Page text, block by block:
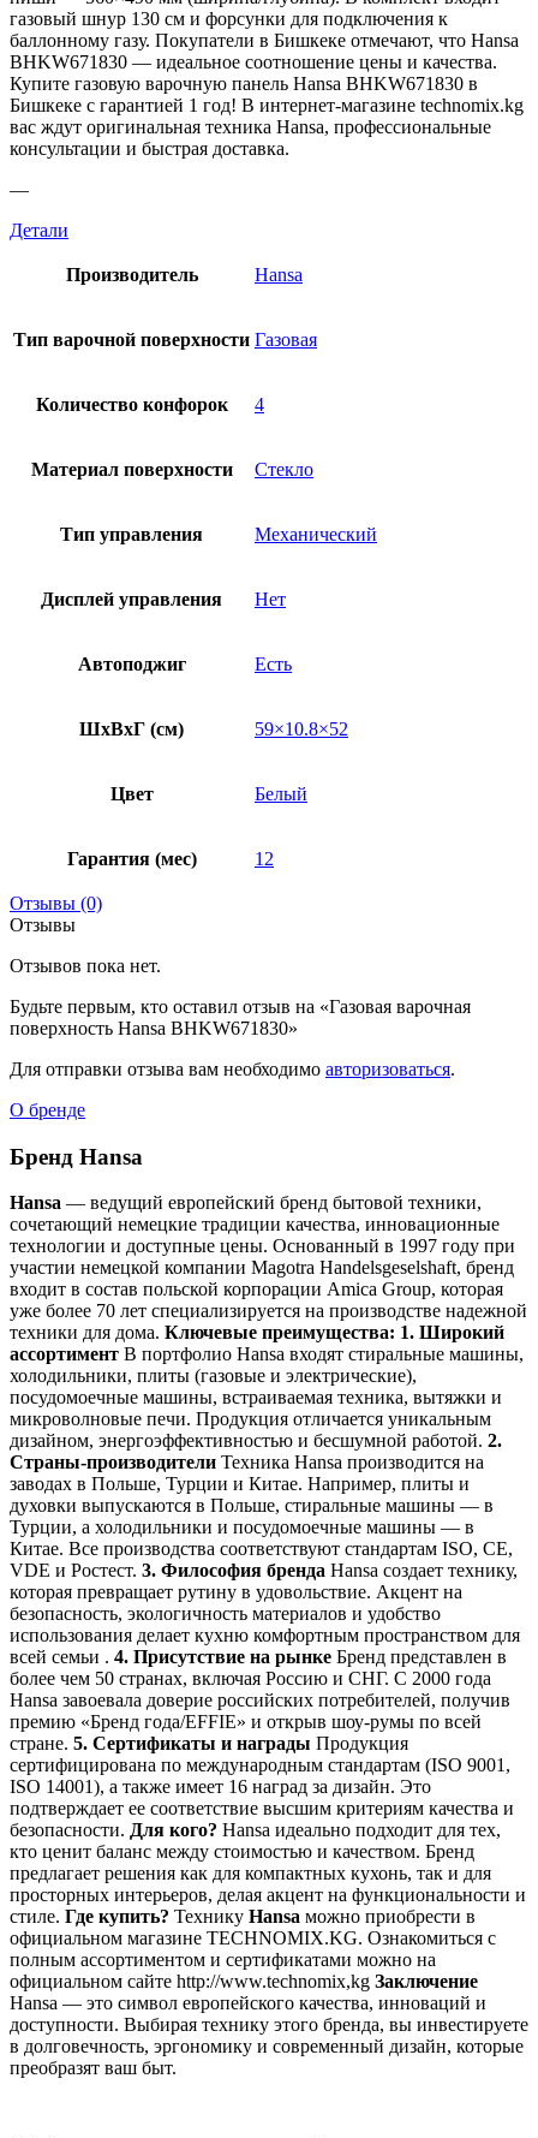
газовый шнур 130 см и форсунки для подключения к
баллонному газу. Покупатели в Бишкеке отмечают, что Hansa
BHKW671830 — идеальное соотношение цены и качества.
Купите газовую варочную панель Hansa BHKW671830 в
Бишкеке с гарантией 1 год! В интернет-магазине technomix.kg
вас ждут оригинальная техника Hansa, профессиональные
консультации и быстрая доставка.
—
Детали
Производитель Hansa
Тип варочной поверхности Газовая
Количество конфорок 4
Материал поверхности Стекло
Тип управления Механический
Дисплей управления Нет
Автоподжиг Есть
ШxВxГ (см) 59×10.8×52
Цвет Белый
Гарантия (мес) 12
Отзывы (0)
Отзывы
Отзывов пока нет.
Будьте первым, кто оставил отзыв на «Газовая варочная
поверхность Hansa BHKW671830»
Для отправки отзыва вам необходимо авторизоваться.
О бренде
Бренд Hansa
Hansa — ведущий европейский бренд бытовой техники,
сочетающий немецкие традиции качества, инновационные
технологии и доступные цены. Основанный в 1997 году при
участии немецкой компании Magotra Handelsgeselshaft, бренд
входит в состав польской корпорации Amica Group, которая
уже более 70 лет специализируется на производстве надежной
техники для дома. Ключевые преимущества: 1. Широкий
ассортимент В портфолио Hansa входят стиральные машины,
холодильники, плиты (газовые и электрические),
посудомоечные машины, встраиваемая техника, вытяжки и
микроволновые печи. Продукция отличается уникальным
дизайном, энергоэффективностью и бесшумной работой. 2.
Страны-производители Техника Hansa производится на
заводах в Польше, Турции и Китае. Например, плиты и
духовки выпускаются в Польше, стиральные машины — в
Турции, а холодильники и посудомоечные машины — в
Китае. Все производства соответствуют стандартам ISO, CE,
VDE и Ростест. 3. Философия бренда Hansa создает технику,
которая превращает рутину в удовольствие. Акцент на
безопасность, экологичность материалов и удобство
использования делает кухню комфортным пространством для
всей семьи . 4. Присутствие на рынке Бренд представлен в
более чем 50 странах, включая Россию и СНГ. С 2000 года
Hansa завоевала доверие российских потребителей, получив
премию «Бренд года/EFFIE» и открыв шоу-румы по всей
стране. 5. Сертификаты и награды Продукция
сертифицирована по международным стандартам (ISO 9001,
ISO 14001), а также имеет 16 наград за дизайн. Это
подтверждает ее соответствие высшим критериям качества и
безопасности. Для кого? Hansa идеально подходит для тех,
кто ценит баланс между стоимостью и качеством. Бренд
предлагает решения как для компактных кухонь, так и для
просторных интерьеров, делая акцент на функциональности и
стиле. Где купить? Технику Hansa можно приобрести в
официальном магазине TECHNOMIX.KG. Ознакомиться с
полным ассортиментом и сертификатами можно на
официальном сайте http://www.technomix,kg Заключение
Hansa — это символ европейского качества, инноваций и
доступности. Выбирая технику этого бренда, вы инвестируете
в долговечность, эргономику и современный дизайн, которые
преобразят ваш быт.